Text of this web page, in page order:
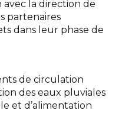
avec la direction de
partenaires
dans leur phase de
de circulation
des eaux pluviales
et d’alimentation